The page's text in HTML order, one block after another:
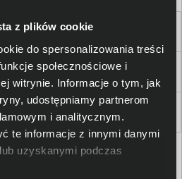
z plików cookie
do spersonalizowania treści
społecznościowe i
witrynie. Informacje o tym, jak
udostępniamy partnerom
i analitycznym.
te informacje z innymi danymi
uzyskanymi podczas